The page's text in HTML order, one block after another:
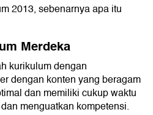
2013, sebenarnya apa itu
Merdeka
kurikulum dengan
dengan konten yang beragam
dan memiliki cukup waktu
menguatkan kompetensi.